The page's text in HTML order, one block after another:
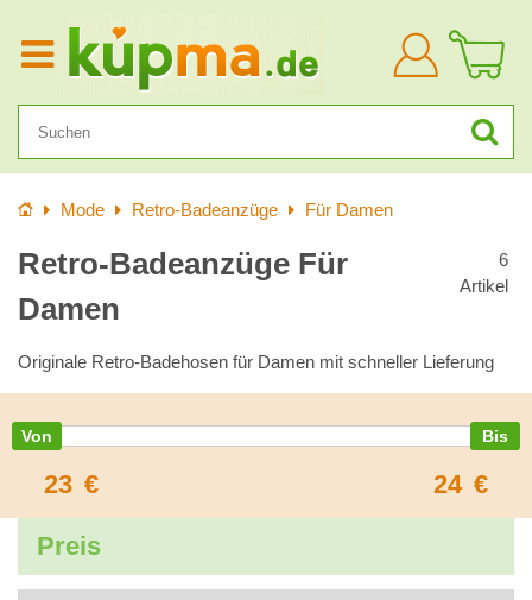
Anmelden
Startseite
Mode Retro-Badeanzüge Für Damen
Retro-Badeanzüge Für
Damen
6
Artikel
Originale Retro-Badehosen für Damen mit schneller Lieferung
23 € 24 €
Preis